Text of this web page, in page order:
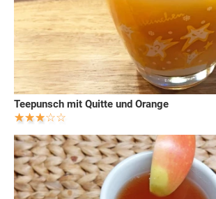
Teepunsch mit Quitte und Orange